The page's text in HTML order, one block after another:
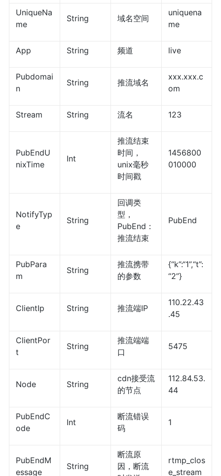
UniqueNa
me
String 域名空间
uniquena
me
App String 频道 live
Pubdomai
n
String 推流域名
xxx.xxx.c
om
Stream String 流名 123
PubEndU
nixTime
Int
推流结束
时间，
unix毫秒
时间戳
1456800
010000
NotifyTyp
e
String
回调类
型，
PubEnd：
推流结束
PubEnd
PubPara
m
String
推流携带
的参数
{“k”:“1”,“t”:
“2”}
ClientIp String 推流端IP
110.22.43
.45
ClientPor
t
String
推流端端
口
5475
Node String
cdn接受流
的节点
112.84.53.
44
PubEndC
ode
Int
断流错误
码
1
PubEndM
essage
String
断流原
因，断流
rtmp_clos
e_stream